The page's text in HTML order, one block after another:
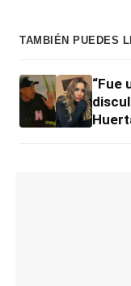
TAMBIÉN PUEDES
“Fue